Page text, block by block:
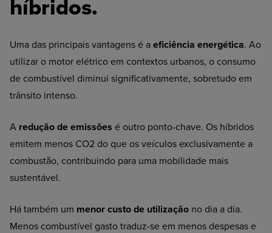
híbridos.
Uma das principais vantagens é a eficiência energética. Ao
utilizar o motor elétrico em contextos urbanos, o consumo
de combustível diminui significativamente, sobretudo em
trânsito intenso.
A redução de emissões é outro ponto-chave. Os híbridos
emitem menos CO2 do que os veículos exclusivamente a
combustão, contribuindo para uma mobilidade mais
sustentável.
Há também um menor custo de utilização no dia a dia.
Menos combustível gasto traduz-se em menos despesas e